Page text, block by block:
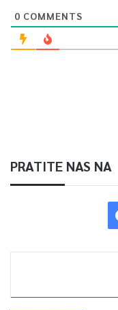
0 COMMENTS
PRATITE NAS NA